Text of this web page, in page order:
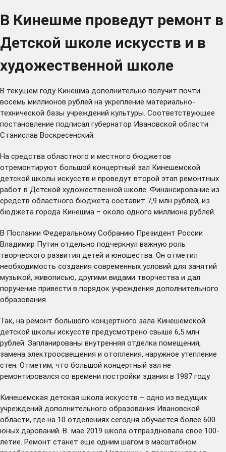
В Кинешме проведут ремонт в
Детской школе искусств и в
художественной школе
В текущем году Кинешма дополнительно получит почти
восемь миллионов рублей на укрепление материально-
технической базы учреждений культуры. Соответствующее
постановление подписал губернатор Ивановской области
Станислав Воскресенский.
На средства областного и местного бюджетов
отремонтируют большой концертный зал Кинешемской
детской школы искусств и проведут второй этап ремонтных
работ в Детской художественной школе. Финансирование из
средств областного бюджета составит 7,9 млн рублей, из
бюджета города Кинешма – около одного миллиона рублей.
В Послании Федеральному Собранию Президент России
Владимир Путин отдельно подчеркнул важную роль
творческого развития детей и юношества. Он отметил
необходимость создания современных условий для занятий
музыкой, живописью, другими видами творчества и дал
поручение привести в порядок учреждения дополнительного
образования.
Так, на ремонт большого концертного зала Кинешемской
детской школы искусств предусмотрено свыше 6,5 млн
рублей. Запланированы внутренняя отделка помещения,
замена электроосвещения и отопления, наружное утепление
стен. Отметим, что большой концертный зал не
ремонтировался со времени постройки здания в 1987 году.
Кинешемская детская школа искусств – одно из ведущих
учреждений дополнительного образования Ивановской
области, где на 10 отделениях сегодня обучается более 600
юных дарований. В мае 2019 школа отпраздновала своё 100-
летие. Ремонт станет еще одним шагом в масштабном